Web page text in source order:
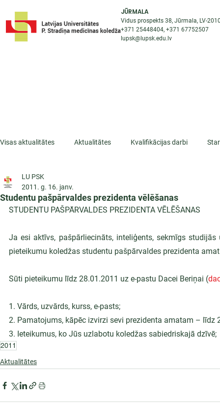
JŪRMALA
Vidus prospekts 38, Jūrmala, LV-
+371 25448404, +371 67752507
lupsk@lupsk.edu.lv
Visas aktualitātes Aktualitātes Kvalifikācijas darbi
ESF projekti
Studentu pašpārvaldes prezidenta vēlēšanas
LU PSK
2011. g. 16. janv.
STUDENTU PAŠPĀRVALDES PREZIDENTA VĒLĒŠANAS
Ja esi aktīvs, pašpārliecināts, inteliģents, sekmīgs
pieteikumu koledžas studentu pašpārvaldes prezidenta
Sūti pieteikumu līdz 28.01.2011 uz e-pastu Dacei Beriņai (
1. Vārds, uzvārds, kurss, e-pasts;
2. Pamatojums, kāpēc izvirzi sevi prezidenta amatam – līdz
3. Ieteikumus, ko Jūs uzlabotu koledžas sabiedriskajā dzīvē;
2011
Aktualitātes